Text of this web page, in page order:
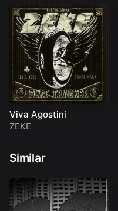
Viva Agostini
ZEKE
Similar